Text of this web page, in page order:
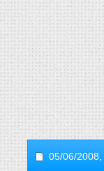
05/06/2008,